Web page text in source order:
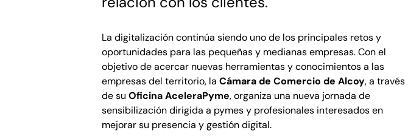
La digitalización continúa siendo uno de los principales retos y
oportunidades para las pequeñas y medianas empresas. Con el
objetivo de acercar nuevas herramientas y conocimientos a las
empresas del territorio, laCámara de Comercio de Alcoy, a través
de suOficina AceleraPyme, organiza una nueva jornada de
sensibilización dirigida a pymes y profesionales interesados en
mejorar su presencia y gestión digital.